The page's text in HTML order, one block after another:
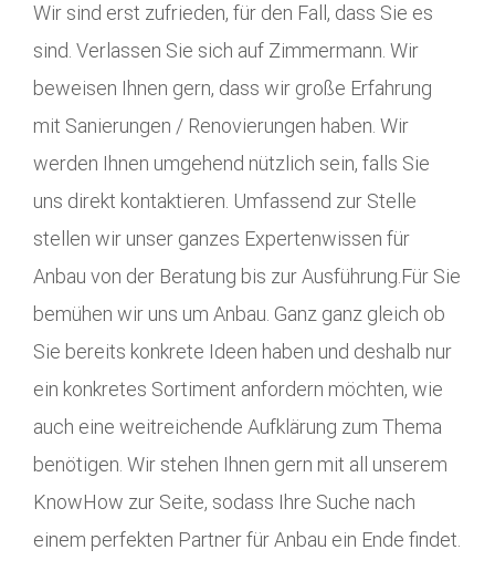
Wir sind erst zufrieden, für den Fall, dass Sie es
sind. Verlassen Sie sich auf Zimmermann. Wir
beweisen Ihnen gern, dass wir große Erfahrung
mit Sanierungen / Renovierungen haben. Wir
werden Ihnen umgehend nützlich sein, falls Sie
uns direkt kontaktieren. Umfassend zur Stelle
stellen wir unser ganzes Expertenwissen für
Anbau von der Beratung bis zur Ausführung.Für Sie
bemühen wir uns um Anbau. Ganz ganz gleich ob
Sie bereits konkrete Ideen haben und deshalb nur
ein konkretes Sortiment anfordern möchten, wie
auch eine weitreichende Aufklärung zum Thema
benötigen. Wir stehen Ihnen gern mit all unserem
KnowHow zur Seite, sodass Ihre Suche nach
einem perfekten Partner für Anbau ein Ende findet.